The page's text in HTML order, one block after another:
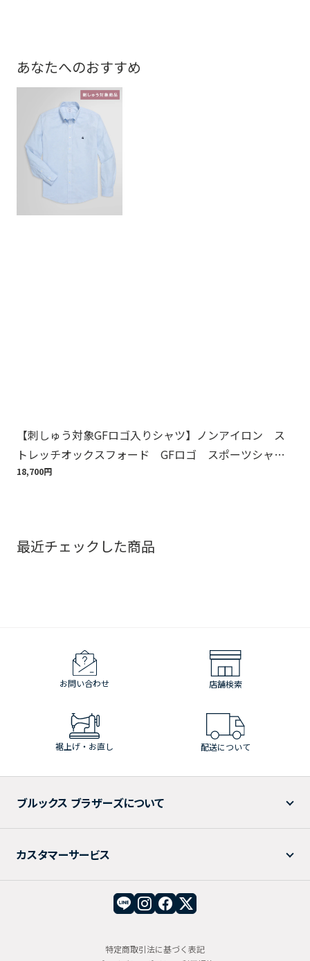
あなたへのおすすめ
【刺しゅう対象GFロゴ入りシャツ】ノンアイロン ス
トレッチオックスフォード GFロゴ スポーツシャ
ツ Regular Fit
18,700円
最近チェックした商品
お問い合わせ 店舗検索
裾上げ・お直し 配送について
ブルックス ブラザーズについて
カスタマーサービス
特定商取引法に基づく表記